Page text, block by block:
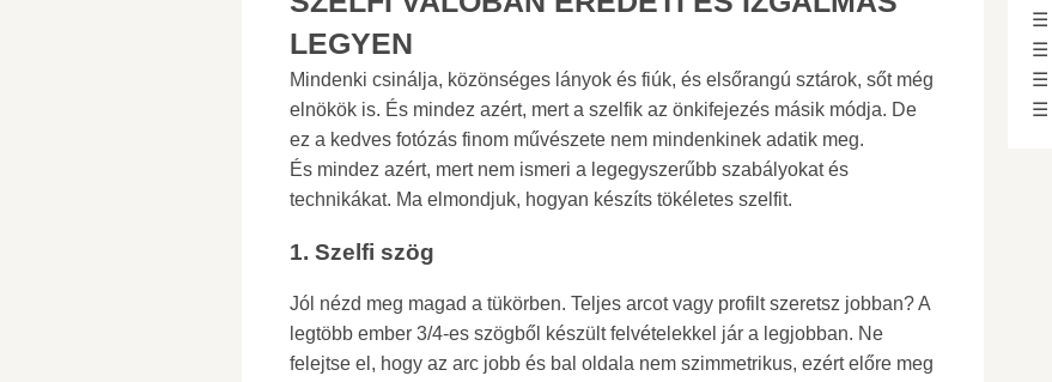
LEGYEN
Mindenki csinálja, közönséges lányok és fiúk, és elsőrangú sztárok, sőt még
elnökök is. És mindez azért, mert a szelfik az önkifejezés másik módja. De
ez a kedves fotózás finom művészete nem mindenkinek adatik meg.
És mindez azért, mert nem ismeri a legegyszerűbb szabályokat és
technikákat. Ma elmondjuk, hogyan készíts tökéletes szelfit.
1. Szelfi szög
Jól nézd meg magad a tükörben. Teljes arcot vagy profilt szeretsz jobban? A
legtöbb ember 3/4-es szögből készült felvételekkel jár a legjobban. Ne
felejtse el, hogy az arc jobb és bal oldala nem szimmetrikus, ezért előre meg
☰
☰
☰
☰